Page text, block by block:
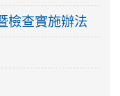
檢查實施辦法